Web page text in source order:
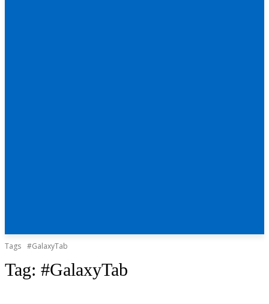
Tags #GalaxyTab
Tag: #GalaxyTab